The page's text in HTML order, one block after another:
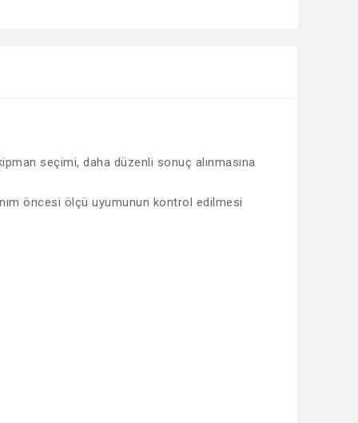
seçimi, daha düzenli sonuç alınmasına
öncesi ölçü uyumunun kontrol edilmesi